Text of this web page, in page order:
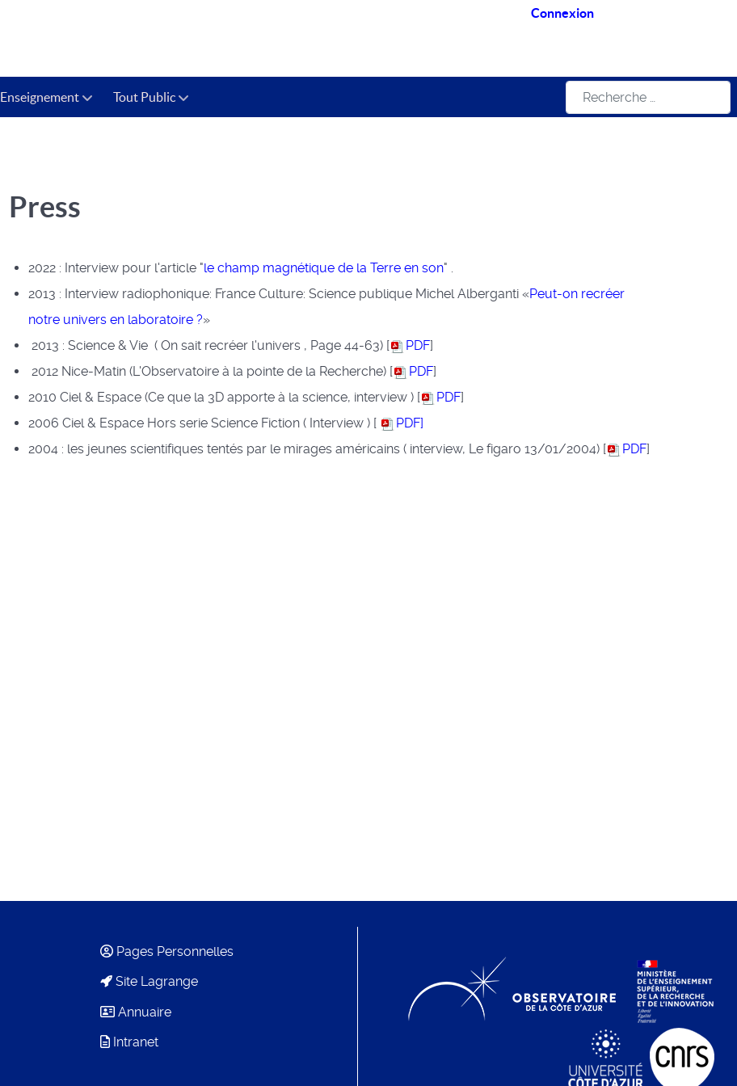
Connexion
Enseignement Tout Public Rechercher
Press
2022 : Interview pour l'article "le champ magnétique de la Terre en son" .
2013 : Interview radiophonique: France Culture: Science publique Michel Alberganti «Peut-on recréer
notre univers en laboratoire ?»
2013 : Science & Vie ( On sait recréer l'univers , Page 44-63) [
PDF]
2012 Nice-Matin (L'Observatoire à la pointe de la Recherche) [
PDF]
2010 Ciel & Espace (Ce que la 3D apporte à la science, interview ) [
PDF]
2006 Ciel & Espace Hors serie Science Fiction ( Interview ) [
PDF]
2004 : les jeunes scientifiques tentés par le mirages américains ( interview, Le figaro 13/01/2004) [
PDF]
Pages Personnelles
Site Lagrange
Annuaire
Intranet